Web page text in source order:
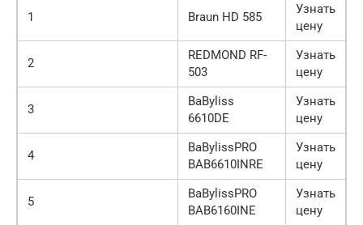
1 Braun HD 585
Узнать
цену
2
REDMOND RF-
503
Узнать
цену
3
BaByliss
6610DE
Узнать
цену
4
BaBylissPRO
BAB6610INRE
Узнать
цену
5
BaBylissPRO
BAB6160INE
Узнать
цену